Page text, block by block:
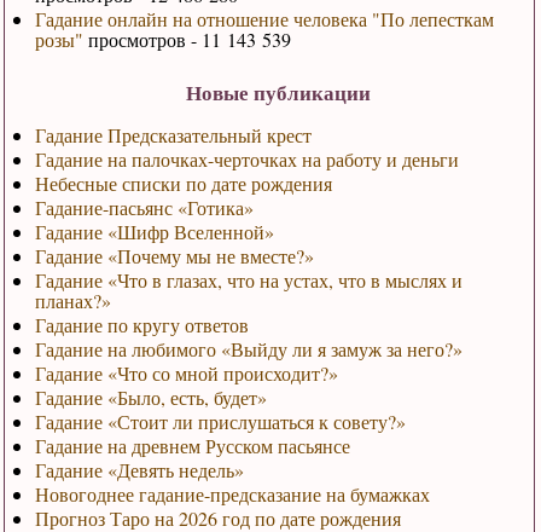
Гадание онлайн на отношение человека "По лепесткам
розы" просмотров - 11 143 539
Новые публикации
Гадание Предсказательный крест
Гадание на палочках-черточках на работу и деньги
Небесные списки по дате рождения
Гадание-пасьянс «Готика»
Гадание «Шифр Вселенной»
Гадание «Почему мы не вместе?»
Гадание «Что в глазах, что на устах, что в мыслях и
планах?»
Гадание по кругу ответов
Гадание на любимого «Выйду ли я замуж за него?»
Гадание «Что со мной происходит?»
Гадание «Было, есть, будет»
Гадание «Стоит ли прислушаться к совету?»
Гадание на древнем Русском пасьянсе
Гадание «Девять недель»
Новогоднее гадание-предсказание на бумажках
Прогноз Таро на 2026 год по дате рождения